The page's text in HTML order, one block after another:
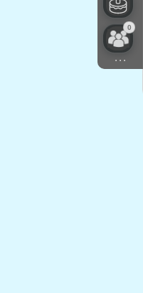
0
...